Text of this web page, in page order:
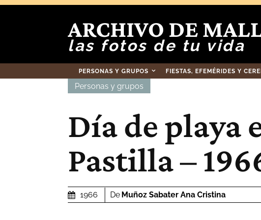
ARCHIVO DE
las fotos de tu vida
PERSONAS Y GRUPOS FIESTAS, EFEMÉRIDES Y
Personas y grupos
Día de playa
Pastilla –
1966 De Muñoz Sabater Ana Cristina